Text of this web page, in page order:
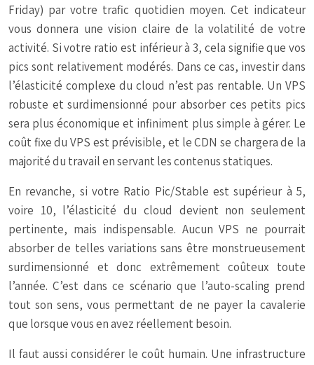
Friday) par votre trafic quotidien moyen. Cet indicateur
vous donnera une vision claire de la volatilité de votre
activité. Si votre ratio est inférieur à 3, cela signifie que vos
pics sont relativement modérés. Dans ce cas, investir dans
l’élasticité complexe du cloud n’est pas rentable. Un VPS
robuste et surdimensionné pour absorber ces petits pics
sera plus économique et infiniment plus simple à gérer. Le
coût fixe du VPS est prévisible, et le CDN se chargera de la
majorité du travail en servant les contenus statiques.
En revanche, si votre Ratio Pic/Stable est supérieur à 5,
voire 10, l’élasticité du cloud devient non seulement
pertinente, mais indispensable. Aucun VPS ne pourrait
absorber de telles variations sans être monstrueusement
surdimensionné et donc extrêmement coûteux toute
l’année. C’est dans ce scénario que l’auto-scaling prend
tout son sens, vous permettant de ne payer la cavalerie
que lorsque vous en avez réellement besoin.
Il faut aussi considérer le coût humain. Une infrastructure